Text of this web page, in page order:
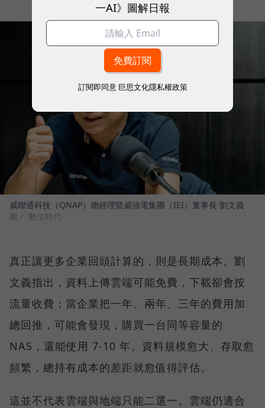
威聯通科技（QNAP）總經理暨威強電集團（IEI）董事長 劉文義
圖／ 數位時代
真正讓更多企業回頭計算的，則是長期成本。劉
文義指出，資料上傳雲端可能免費，下載卻會按
流量收費；當企業把一年、兩年、三年的費用加
總回推，可能會發現，購買一台同等容量的
NAS，還能使用 7-10 年。資料規模愈大、存取愈
頻繁，總持有成本的差距就愈值得評估。
這並不代表雲端與地端只能二選一。雲端仍適合
一AI》圖解日報
訂閱即同意 巨思文化隱私權政策